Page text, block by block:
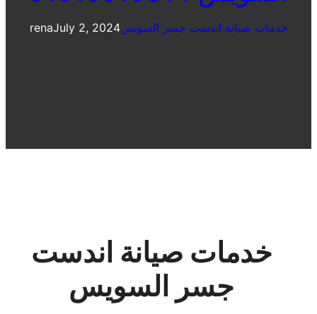
renaJuly 2, 2024خدمات صيانة اندست جسر السويس
خدمات صيانة اندست
جسر السويس